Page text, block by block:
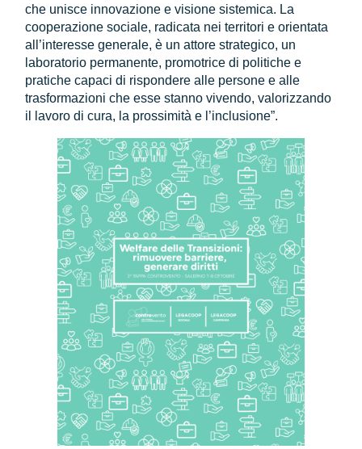
che unisce innovazione e visione sistemica. La
cooperazione sociale, radicata nei territori e orientata
all’interesse generale, è un attore strategico, un
laboratorio permanente, promotrice di politiche e
pratiche capaci di rispondere alle persone e alle
trasformazioni che esse stanno vivendo, valorizzando
il lavoro di cura, la prossimità e l’inclusione”.